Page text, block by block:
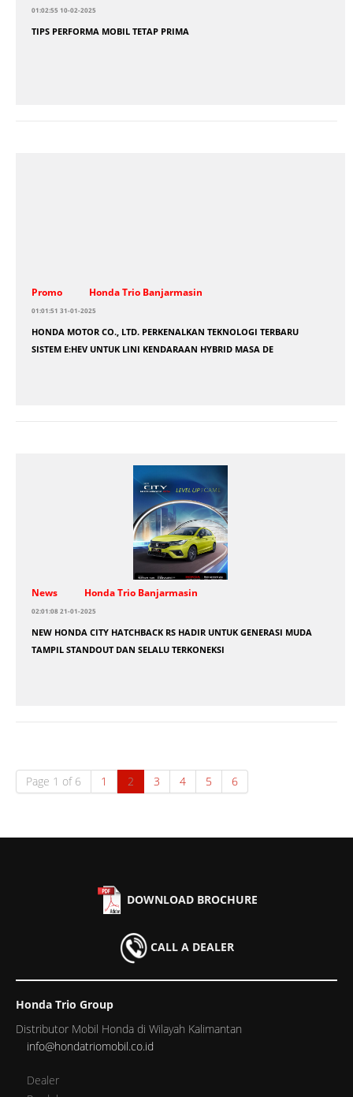
01:02:55 10-02-2025
TIPS PERFORMA MOBIL TETAP PRIMA
Promo Honda Trio Banjarmasin
01:01:51 31-01-2025
HONDA MOTOR CO., LTD. PERKENALKAN TEKNOLOGI TERBARU
SISTEM E:HEV UNTUK LINI KENDARAAN HYBRID MASA DE
News Honda Trio Banjarmasin
02:01:08 21-01-2025
NEW HONDA CITY HATCHBACK RS HADIR UNTUK GENERASI MUDA
TAMPIL STANDOUT DAN SELALU TERKONEKSI
Page 1 of 6 1 2 3 4 5 6
DOWNLOAD BROCHURE
CALL A DEALER
Honda Trio Group
Distributor Mobil Honda di Wilayah Kalimantan
info@hondatriomobil.co.id
Dealer